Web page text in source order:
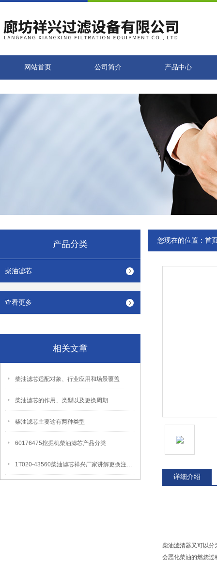
网站首页 公司简介 产品中心
产品分类
柴油滤芯
查看更多
相关文章
柴油滤芯适配对象、行业应用和场景覆盖
柴油滤芯的作用、类型以及更换周期
柴油滤芯主要这有两种类型
60176475挖掘机柴油滤芯产品分类
1T020-43560柴油滤芯祥兴厂家讲解更换注意事项
您现在的位置： 首
详细介绍
柴油滤清器又可以分
会恶化柴油的燃烧过